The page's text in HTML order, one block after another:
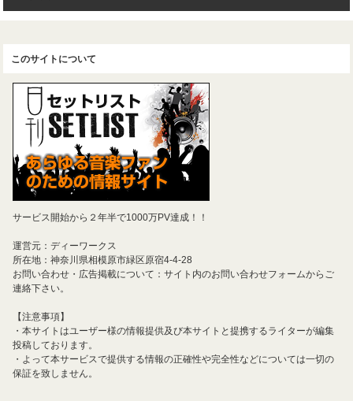
このサイトについて
サービス開始から２年半で1000万PV達成！！
運営元：ディーワークス
所在地：神奈川県相模原市緑区原宿4-4-28
お問い合わせ・広告掲載について：サイト内のお問い合わせフォームからご
連絡下さい。
【注意事項】
・本サイトはユーザー様の情報提供及び本サイトと提携するライターが編集
投稿しております。
・よって本サービスで提供する情報の正確性や完全性などについては一切の
保証を致しません。